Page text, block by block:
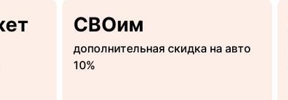
СВОим
дополнительная скидка на авто
10%